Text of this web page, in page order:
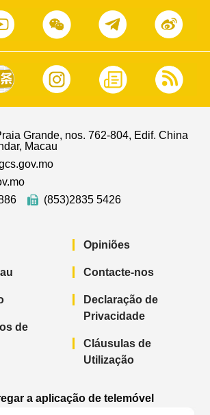
Grande, nos. 762-804, Edif. China
Macau
(853)2835 5426
de
Opiniões
Contacte-nos
Declaração de
Privacidade
Cláusulas de
Utilização
a aplicação de telemóvel